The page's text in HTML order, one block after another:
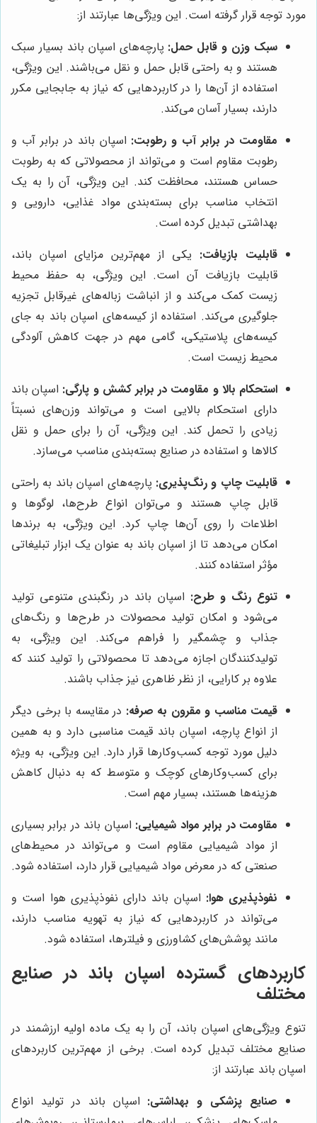
مورد توجه قرار گرفته است. این ویژگی‌ها عبارتند از:
سبک وزن و قابل حمل: پارچه‌های اسپان باند بسیار سبک
هستند و به راحتی قابل حمل و نقل می‌باشند. این ویژگی،
استفاده از آن‌ها را در کاربردهایی که نیاز به جابجایی مکرر
دارند، بسیار آسان می‌کند.
مقاومت در برابر آب و رطوبت: اسپان باند در برابر آب و
رطوبت مقاوم است و می‌تواند از محصولاتی که به رطوبت
حساس هستند، محافظت کند. این ویژگی، آن را به یک
انتخاب مناسب برای بسته‌بندی مواد غذایی، دارویی و
بهداشتی تبدیل کرده است.
قابلیت بازیافت: یکی از مهم‌ترین مزایای اسپان باند،
قابلیت بازیافت آن است. این ویژگی، به حفظ محیط
زیست کمک می‌کند و از انباشت زباله‌های غیرقابل تجزیه
جلوگیری می‌کند. استفاده از کیسه‌های اسپان باند به جای
کیسه‌های پلاستیکی، گامی مهم در جهت کاهش آلودگی
محیط زیست است.
استحکام بالا و مقاومت در برابر کشش و پارگی: اسپان باند
دارای استحکام بالایی است و می‌تواند وزن‌های نسبتاً
زیادی را تحمل کند. این ویژگی، آن را برای حمل و نقل
کالاها و استفاده در صنایع بسته‌بندی مناسب می‌سازد.
قابلیت چاپ و رنگ‌پذیری: پارچه‌های اسپان باند به راحتی
قابل چاپ هستند و می‌توان انواع طرح‌ها، لوگوها و
اطلاعات را روی آن‌ها چاپ کرد. این ویژگی، به برندها
امکان می‌دهد تا از اسپان باند به عنوان یک ابزار تبلیغاتی
مؤثر استفاده کنند.
تنوع رنگ و طرح: اسپان باند در رنگبندی متنوعی تولید
می‌شود و امکان تولید محصولات در طرح‌ها و رنگ‌های
جذاب و چشمگیر را فراهم می‌کند. این ویژگی، به
تولیدکنندگان اجازه می‌دهد تا محصولاتی را تولید کنند که
علاوه بر کارایی، از نظر ظاهری نیز جذاب باشند.
قیمت مناسب و مقرون به صرفه: در مقایسه با برخی دیگر
از انواع پارچه، اسپان باند قیمت مناسبی دارد و به همین
دلیل مورد توجه کسب‌وکارها قرار دارد. این ویژگی، به ویژه
برای کسب‌وکارهای کوچک و متوسط که به دنبال کاهش
هزینه‌ها هستند، بسیار مهم است.
مقاومت در برابر مواد شیمیایی: اسپان باند در برابر بسیاری
از مواد شیمیایی مقاوم است و می‌تواند در محیط‌های
صنعتی که در معرض مواد شیمیایی قرار دارد، استفاده شود.
نفوذپذیری هوا: اسپان باند دارای نفوذپذیری هوا است و
می‌تواند در کاربردهایی که نیاز به تهویه مناسب دارند،
مانند پوشش‌های کشاورزی و فیلترها، استفاده شود.
کاربردهای گسترده اسپان باند در صنایع
مختلف
تنوع ویژگی‌های اسپان باند، آن را به یک ماده اولیه ارزشمند در
صنایع مختلف تبدیل کرده است. برخی از مهم‌ترین کاربردهای
اسپان باند عبارتند از:
صنایع پزشکی و بهداشتی: اسپان باند در تولید انواع